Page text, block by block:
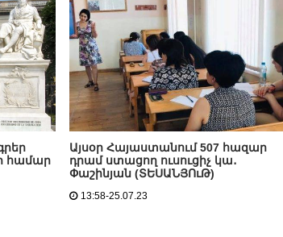
համար
Այսօր Հայաստանում 507 հազար
դրամ ստացող ուսուցիչ կա․
Փաշինյան (ՏԵՍԱՆՅՈւԹ)
13:58-25.07.23